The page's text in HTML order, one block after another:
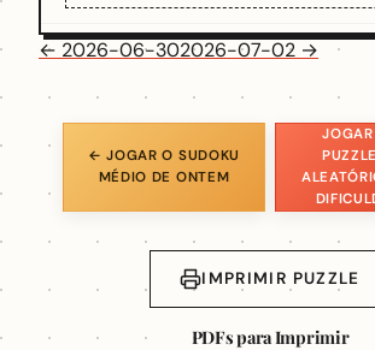
← 2026-06-302026-07-02 →
← JOGAR O SUDOKU
MÉDIO DE ONTEM
IMPRIMIR PUZZLE
PDFs para Imprimir